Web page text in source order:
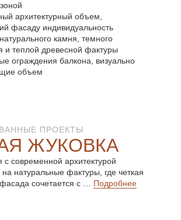
архитектурный объем,
фасаду индивидуальность
камня, темного
и теплой древесной фактуры
ограждения балкона, визуально
объем
ПРОЕКТЫ
ЖУКОВКА
с современной архитектурой
натуральные фактуры, где четкая
сочетается с … Подробнее